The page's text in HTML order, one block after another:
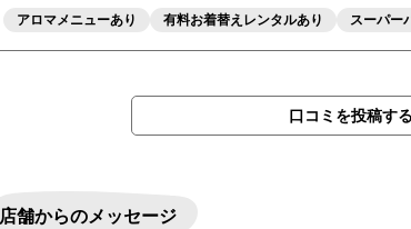
アロマメニューあり 有料お着替えレンタルあり スーパー
口コミを投稿する
店舗からのメッセージ